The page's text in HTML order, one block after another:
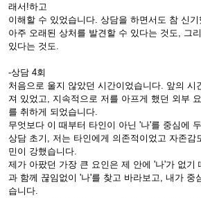
래서!하고
이해할 수 있었습니다. 상담을 하면서도 참 신
아주 오래된 상처를 발견할 수 있다는 것도, 그
있다는 것도.
-상담 4회
처음으로 울지 않았던 시간이었습니다. 앞의 시
져 있었고, 지속적으로 저를 아프게 했던 외부
를 취하게 되었습니다.
무엇보다 이 때부터 타인이 아닌 '나'를 중심에
상담 초기, 저는 타인에게 의존적이었고 자존감
민이 강했습니다.
제가 아팠던 가장 큰 요인은 제 안에 '나'가 없기
과 함께 끊임없이 '나'를 찾고 바라보고, 내가 중
습니다.